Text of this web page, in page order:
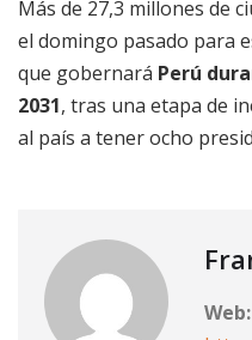
Más de 27,3 millones de
el domingo pasado para
que gobernará Perú
2031, tras una etapa de
al país a tener ocho
Web: